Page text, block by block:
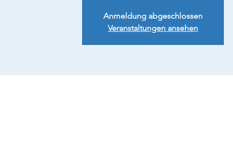
Anmeldung abgeschlossen
Veranstaltungen ansehen